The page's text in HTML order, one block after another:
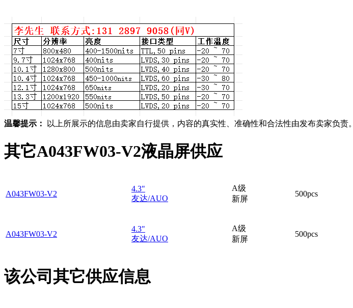
温馨提示： 以上所展示的信息由卖家自行提供，内容的真实性、准确性和合法性由发布卖家负责。
其它A043FW03-V2液晶屏供应
A043FW03-V2
4.3"
友达/AUO
A级
新屏
500pcs
A043FW03-V2
4.3"
友达/AUO
A级
新屏
500pcs
该公司其它供应信息